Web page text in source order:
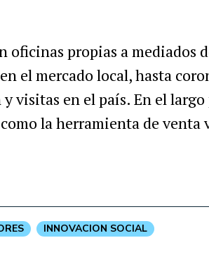
oficinas propias a mediados
el mercado local, hasta
visitas en el país. En el largo
la herramienta de
INNOVACION SOCIAL